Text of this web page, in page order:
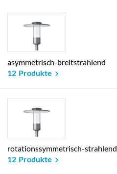
asymmetrisch-breitstrahlend
12 Produkte
rotationssymmetrisch-strahlend
12 Produkte